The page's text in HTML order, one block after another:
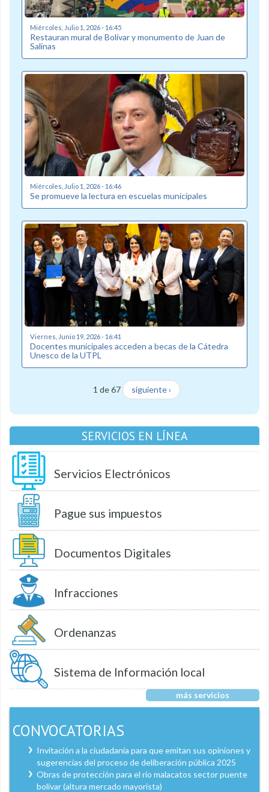
Miércoles, Julio 1, 2026 - 16:45
Restauran mural de Bolívar y monumento de Juan de
Salinas
Miércoles, Julio 1, 2026 - 16:46
Se promueve la lectura en escuelas municipales
Viernes, Junio 19, 2026 - 16:41
Docentes municipales acceden a becas de la Cátedra
Unesco de la UTPL
1 de 67 siguiente ›
SERVICIOS EN LÍNEA
Servicios Electrónicos
Pague sus impuestos
Documentos Digitales
Infracciones
Ordenanzas
Sistema de Información local
más servicios
CONVOCATORIAS
Invitación a la ciudadanía para que emitan sus opiniones y
sugerencias del proceso de deliberación pública 2025
Obras de protección para el río malacatos sector puente
bolívar (altura mercado mayorista)